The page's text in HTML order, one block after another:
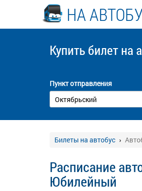
НА
Купить билет на
Пункт отправления
Билеты на автобус
Расписание
Юбилейный